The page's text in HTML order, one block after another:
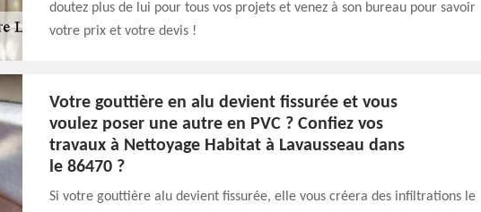
doutez plus de lui pour tous vos projets et venez à son bureau pour savoir
votre prix et votre devis !
Votre gouttière en alu devient fissurée et vous
voulez poser une autre en PVC ? Confiez vos
travaux à Nettoyage Habitat à Lavausseau dans
le 86470 ?
Si votre gouttière alu devient fissurée, elle vous créera des infiltrations le